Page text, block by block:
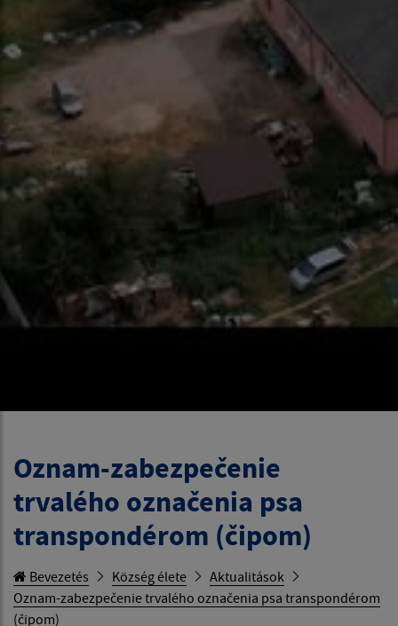
Oznam-zabezpečenie
trvalého označenia psa
transpondérom (čipom)
Bevezetés Község élete
Aktualitások
Oznam-zabezpečenie trvalého označenia psa transpondérom
(čipom)